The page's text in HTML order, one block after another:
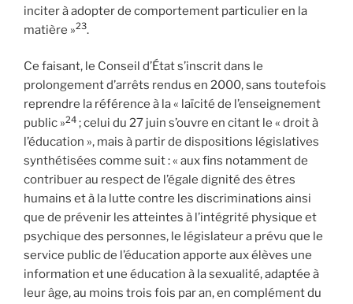
inciter à adopter de comportement particulier en la
matière »23.
Ce faisant, le Conseil d’État s’inscrit dans le
prolongement d’arrêts rendus en 2000, sans toutefois
reprendre la référence à la « laïcité de l’enseignement
public »24 ; celui du 27 juin s’ouvre en citant le « droit à
l’éducation », mais à partir de dispositions législatives
synthétisées comme suit : « aux fins notamment de
contribuer au respect de l’égale dignité des êtres
humains et à la lutte contre les discriminations ainsi
que de prévenir les atteintes à l’intégrité physique et
psychique des personnes, le législateur a prévu que le
service public de l’éducation apporte aux élèves une
information et une éducation à la sexualité, adaptée à
leur âge, au moins trois fois par an, en complément du